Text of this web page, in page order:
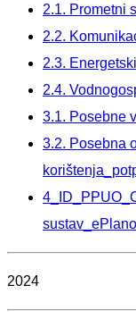
2.1. Prometni
2.2.
2.3.
2.4.
3.1. Posebne
3.2. Posebna
2024